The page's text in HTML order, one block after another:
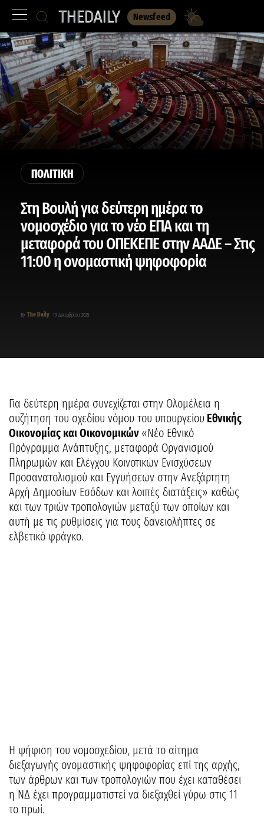
Newsfeed
ΠΟΛΙΤΙΚΗ
Στη Βουλή για δεύτερη ημέρα το
νομοσχέδιο για το νέο ΕΠΑ και τη
μεταφορά του ΟΠΕΚΕΠΕ στην ΑΑΔΕ – Στις
11:00 η ονομαστική ψηφοφορία
By The Daily 19 Δεκεμβρίου, 2025
Για δεύτερη ημέρα συνεχίζεται στην Ολομέλεια η
συζήτηση του σχεδίου νόμου του υπουργείου Εθνικής
Οικονομίας και Οικονομικών «Νέο Εθνικό
Πρόγραμμα Ανάπτυξης, μεταφορά Οργανισμού
Πληρωμών και Ελέγχου Κοινοτικών Ενισχύσεων
Προσανατολισμού και Εγγυήσεων στην Ανεξάρτητη
Αρχή Δημοσίων Εσόδων και λοιπές διατάξεις» καθώς
και των τριών τροπολογιών μεταξύ των οποίων και
αυτή με τις ρυθμίσεις για τους δανειολήπτες σε
ελβετικό φράγκο.
Η ψήφιση του νομοσχεδίου, μετά το αίτημα
διεξαγωγής ονομαστικής ψηφοφορίας επί της αρχής,
των άρθρων και των τροπολογιών που έχει καταθέσει
η ΝΔ έχει προγραμματιστεί να διεξαχθεί γύρω στις 11
το πρωί.